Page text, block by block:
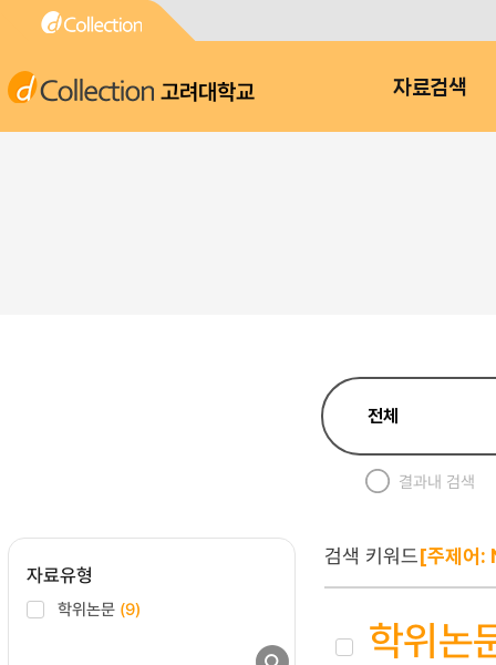
고려대학교 자료검색
결과내 검색
자료유형
학위논문 (9)
검색 키워드[주제어:
학위논